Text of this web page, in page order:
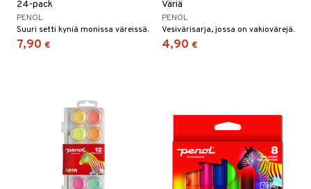
24-pack
PENOL
Suuri setti kyniä monissa väreissä.
7,90 €
Väriä
PENOL
Vesivärisarja, jossa on vakiovärejä.
4,90 €